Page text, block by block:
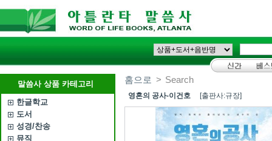
말씀사 상품 카테고리
한글학교
도서
성경/찬송
뮤직
홈으로 > Search
영혼의 공사-이건호 [출판사:규장]